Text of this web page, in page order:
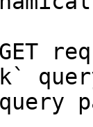
GET